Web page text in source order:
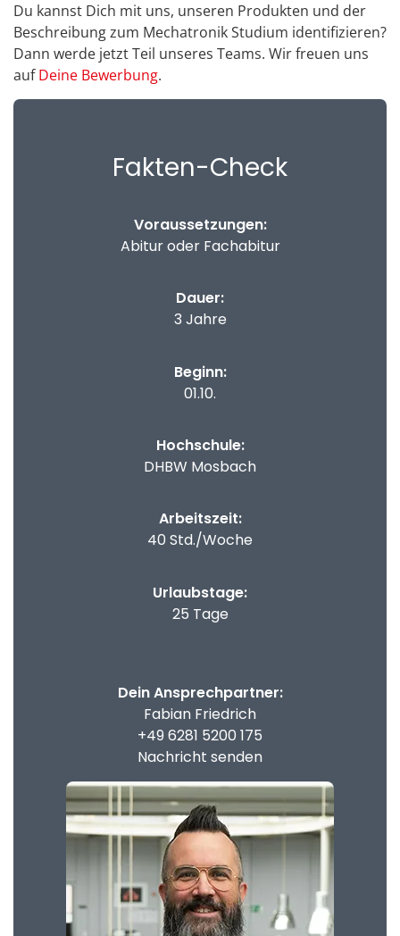
Du kannst Dich mit uns, unseren Produkten und der
Beschreibung zum Mechatronik Studium identifizieren?
Dann werde jetzt Teil unseres Teams. Wir freuen uns
aufDeine Bewerbung.
Fakten-Check
Voraussetzungen:​
Abitur oder Fachabitur
Dauer:
3 Jahre
Beginn:
01.10.
Hochschule:
DHBW Mosbach
Arbeitszeit:
40 Std./Woche
Urlaubstage:
25 Tage
Dein Ansprechpartner:
Fabian Friedrich
+49 6281 5200 175
Nachricht senden